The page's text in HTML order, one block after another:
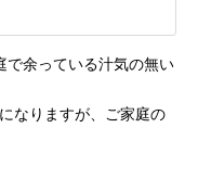
余っている汁気の無い
なりますが、ご家庭の